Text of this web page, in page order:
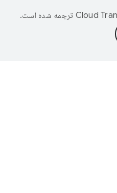
ترجمه شده است.